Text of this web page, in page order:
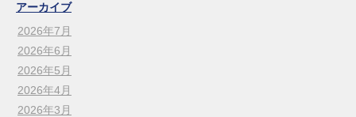
アーカイブ
2026年7月
2026年6月
2026年5月
2026年4月
2026年3月